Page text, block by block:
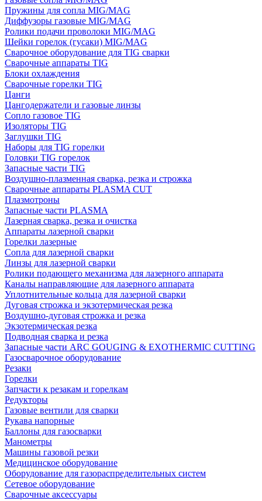
Пружины для сопла MIG/MAG
Диффузоры газовые MIG/MAG
Ролики подачи проволоки MIG/MAG
Шейки горелок (гусаки) MIG/MAG
Сварочное оборудование для TIG сварки
Сварочные аппараты TIG
Блоки охлаждения
Сварочные горелки TIG
Цанги
Цангодержатели и газовые линзы
Сопло газовое TIG
Изоляторы TIG
Заглушки TIG
Наборы для TIG горелки
Головки TIG горелок
Запасные части TIG
Воздушно-плазменная сварка, резка и строжка
Сварочные аппараты PLASMA CUT
Плазмотроны
Запасные части PLASMA
Лазерная сварка, резка и очистка
Аппараты лазерной сварки
Горелки лазерные
Сопла для лазерной сварки
Линзы для лазерной сварки
Ролики подающего механизма для лазерного аппарата
Каналы направляющие для лазерного аппарата
Уплотнительные кольца для лазерной сварки
Дуговая строжка и экзотермическая резка
Воздушно-дуговая строжка и резка
Экзотермическая резка
Подводная сварка и резка
Запасные части ARC GOUGING & EXOTHERMIC CUTTING
Газосварочное оборудование
Резаки
Горелки
Запчасти к резакам и горелкам
Редукторы
Газовые вентили для сварки
Рукава напорные
Баллоны для газосварки
Манометры
Машины газовой резки
Медицинское оборудование
Оборудование для газораспределительных систем
Сетевое оборудование
Сварочные аксессуары